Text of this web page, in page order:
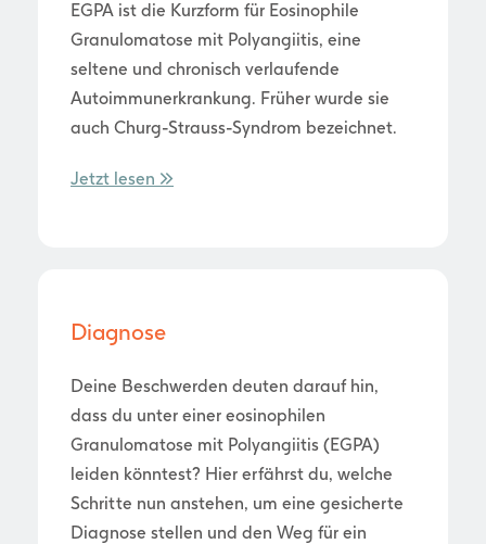
EGPA ist die Kurzform für Eosinophile
Granulomatose mit Polyangiitis, eine
seltene und chronisch verlaufende
Autoimmunerkrankung. Früher wurde sie
auch Churg-Strauss-Syndrom bezeichnet.
Jetzt lesen >>
Diagnose
Deine Beschwerden deuten darauf hin,
dass du unter einer eosinophilen
Granulomatose mit Polyangiitis (EGPA)
leiden könntest? Hier erfährst du, welche
Schritte nun anstehen, um eine gesicherte
Diagnose stellen und den Weg für ein